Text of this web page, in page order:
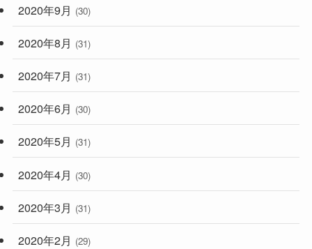
2020年9月 (30)
2020年8月 (31)
2020年7月 (31)
2020年6月 (30)
2020年5月 (31)
2020年4月 (30)
2020年3月 (31)
2020年2月 (29)